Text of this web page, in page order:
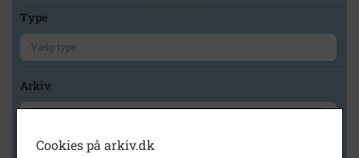
Type
Arkiv
Cookies på arkiv.dk